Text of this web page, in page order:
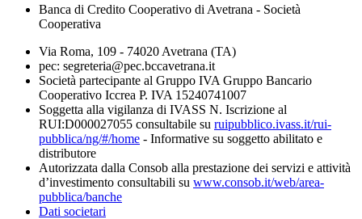
Banca di Credito Cooperativo di Avetrana - Società
Cooperativa
Via Roma, 109 - 74020 Avetrana (TA)
pec: segreteria@pec.bccavetrana.it
Società partecipante al Gruppo IVA Gruppo Bancario
Cooperativo Iccrea P. IVA 15240741007
Soggetta alla vigilanza di IVASS N. Iscrizione al
RUI:D000027055 consultabile su ruipubblico.ivass.it/rui-
pubblica/ng/#/home - Informative su soggetto abilitato e
distributore
Autorizzata dalla Consob alla prestazione dei servizi e attività
d’investimento consultabili su www.consob.it/web/area-
pubblica/banche
Dati societari